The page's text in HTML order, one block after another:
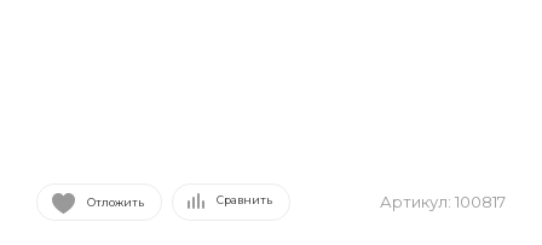
Отложить Сравнить Артикул: 100817